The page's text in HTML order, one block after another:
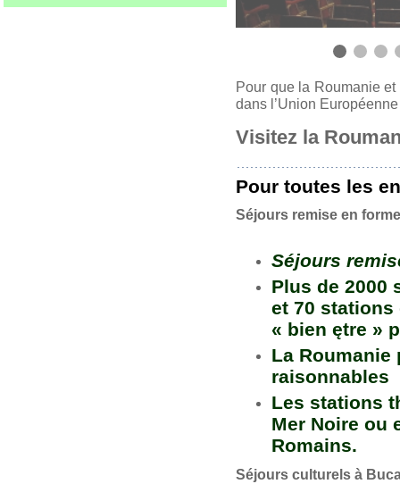
Pour que la Roumanie
dans l’Union
Visitez la
Pour toutes les
Séjours remise en
Séjours
Plus de 2000
et 70 stations
« bien ętre »
La Roumanie
raisonnables
Les stations
Mer Noire ou
Romains.
Séjours culturels à